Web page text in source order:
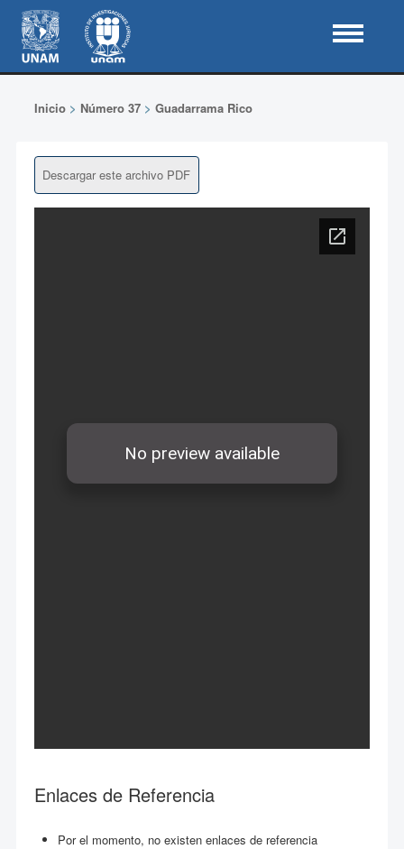
Inicio> Número 37> Guadarrama Rico
Descargar este archivo PDF
Enlaces de Referencia
Por el momento, no existen enlaces de referencia